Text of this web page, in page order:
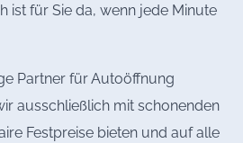
ist für Sie da, wenn jede Minute
Partner für Autoöffnung
ausschließlich mit schonenden
Festpreise bieten und auf alle